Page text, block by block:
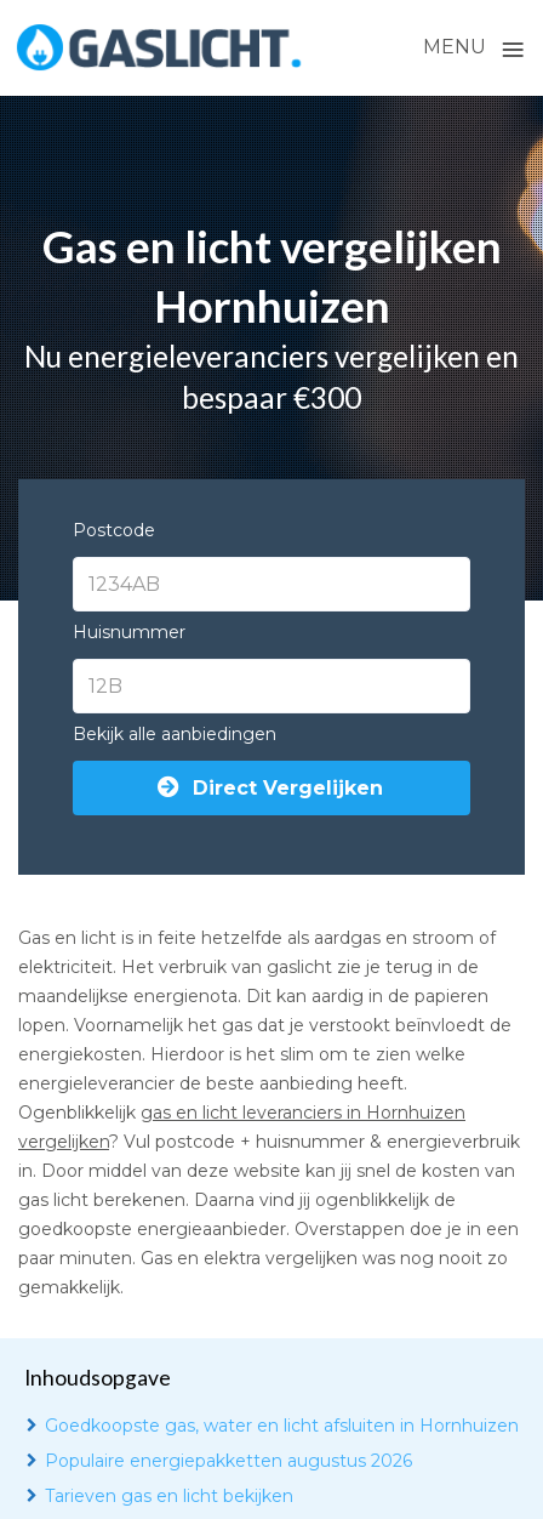
MENU ≡
Skip
to
content
Gas en licht vergelijken
Hornhuizen
Nu energieleveranciers vergelijken en
bespaar €300
Postcode
Huisnummer
Bekijk alle aanbiedingen
Direct Vergelijken
Gas en licht is in feite hetzelfde als aardgas en stroom of
elektriciteit. Het verbruik van gaslicht zie je terug in de
maandelijkse energienota. Dit kan aardig in de papieren
lopen. Voornamelijk het gas dat je verstookt beïnvloedt de
energiekosten. Hierdoor is het slim om te zien welke
energieleverancier de beste aanbieding heeft.
Ogenblikkelijk gas en licht leveranciers in Hornhuizen
vergelijken? Vul postcode + huisnummer & energieverbruik
in. Door middel van deze website kan jij snel de kosten van
gas licht berekenen. Daarna vind jij ogenblikkelijk de
goedkoopste energieaanbieder. Overstappen doe je in een
paar minuten. Gas en elektra vergelijken was nog nooit zo
gemakkelijk.
Inhoudsopgave
Goedkoopste gas, water en licht afsluiten in Hornhuizen
Populaire energiepakketten augustus 2026
Tarieven gas en licht bekijken